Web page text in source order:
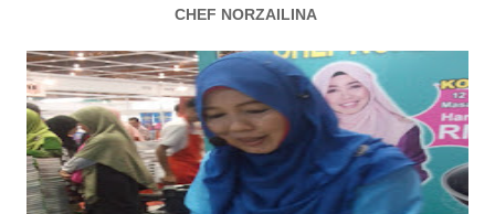
CHEF NORZAILINA